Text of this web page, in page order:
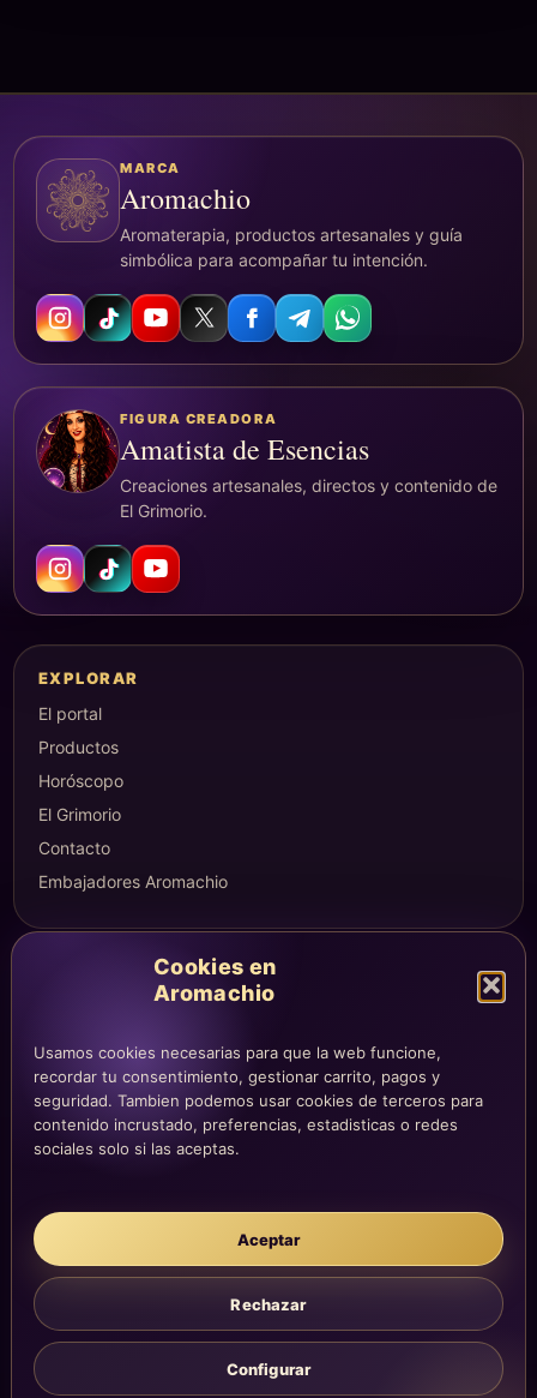
Cookies en
Aromachio
Usamos cookies necesarias para que la web funcione,
recordar tu consentimiento, gestionar carrito, pagos y
seguridad. Tambien podemos usar cookies de terceros para
contenido incrustado, preferencias, estadisticas o redes
sociales solo si las aceptas.
Aceptar
Rechazar
Configurar
MARCA
Aromachio
Aromaterapia, productos artesanales y guía
simbólica para acompañar tu intención.
FIGURA CREADORA
Amatista de Esencias
Creaciones artesanales, directos y contenido de
El Grimorio.
EXPLORAR
El portal
Productos
Horóscopo
El Grimorio
Contacto
Embajadores Aromachio
COMPRA Y CUENTA
Mi carrito
Checkout
Condiciones de compra
Envíos y devoluciones
Aviso legal
Privacidad
Cookies
La atención, dirección y correos quedan centralizados en la página